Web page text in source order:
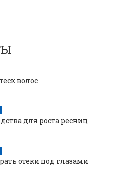
волос
для роста ресниц
отеки под глазами